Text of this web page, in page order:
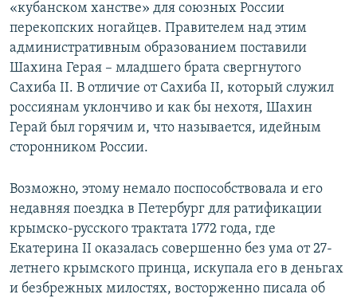
«кубанском ханстве» для союзных России
перекопских ногайцев. Правителем над этим
административным образованием поставили
Шахина Герая – младшего брата свергнутого
Сахиба II. В отличие от Сахиба II, который служил
россиянам уклончиво и как бы нехотя, Шахин
Герай был горячим и, что называется, идейным
сторонником России.
Возможно, этому немало поспособствовала и его
недавняя поездка в Петербург для ратификации
крымско-русского трактата 1772 года, где
Екатерина II оказалась совершенно без ума от 27-
летнего крымского принца, искупала его в деньгах
и безбрежных милостях, восторженно писала об